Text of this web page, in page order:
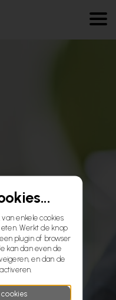
enkele cookies.
Werkt de knop
plugin of browser
kan dan even de
en dan de